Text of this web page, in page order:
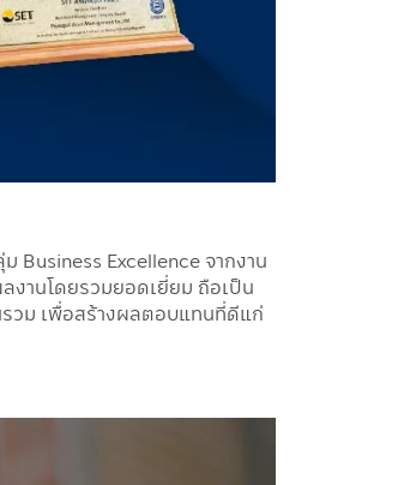
Business Excellence จากงาน
งานโดยรวมยอดเยี่ยม ถือเป็น
วม เพื่อสร้างผลตอบแทนที่ดีแก่